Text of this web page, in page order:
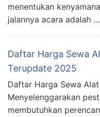
menentukan
jalannya acara adalah …
Daftar Harga Sewa
Terupdate 2025
Daftar Harga Sewa
Menyelenggarakan
membutuhkan